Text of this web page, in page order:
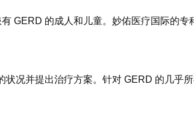
GERD 的成人和儿童。妙佑医疗国际的
况并提出治疗方案。针对 GERD 的几乎